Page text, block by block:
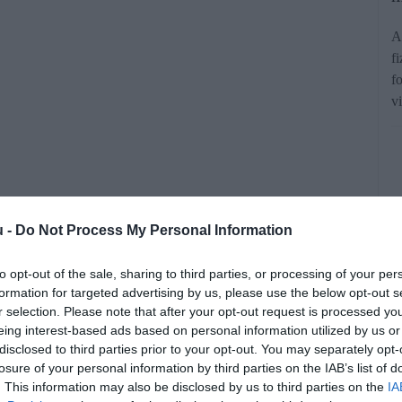
- Do Not Process My Personal Information
opt-out of the sale, sharing to third parties, or processing of your
for targeted advertising by us, please use the below opt-out
selection. Please note that after your opt-out request is processed
interest-based ads based on personal information utilized by us
to third parties prior to your opt-out. You may separately
of your personal information by third parties on the IAB’s list of
This information may also be disclosed by us to third parties on the
köre az elmúlt időszakban.
2026-os vagyonriportja szerint
626-ra nőtt azoknak a száma, akik
árfolyamon csaknem 9 milliárd
rendelkeznek.